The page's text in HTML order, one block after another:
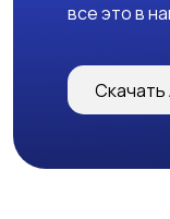
все это в
Скачать